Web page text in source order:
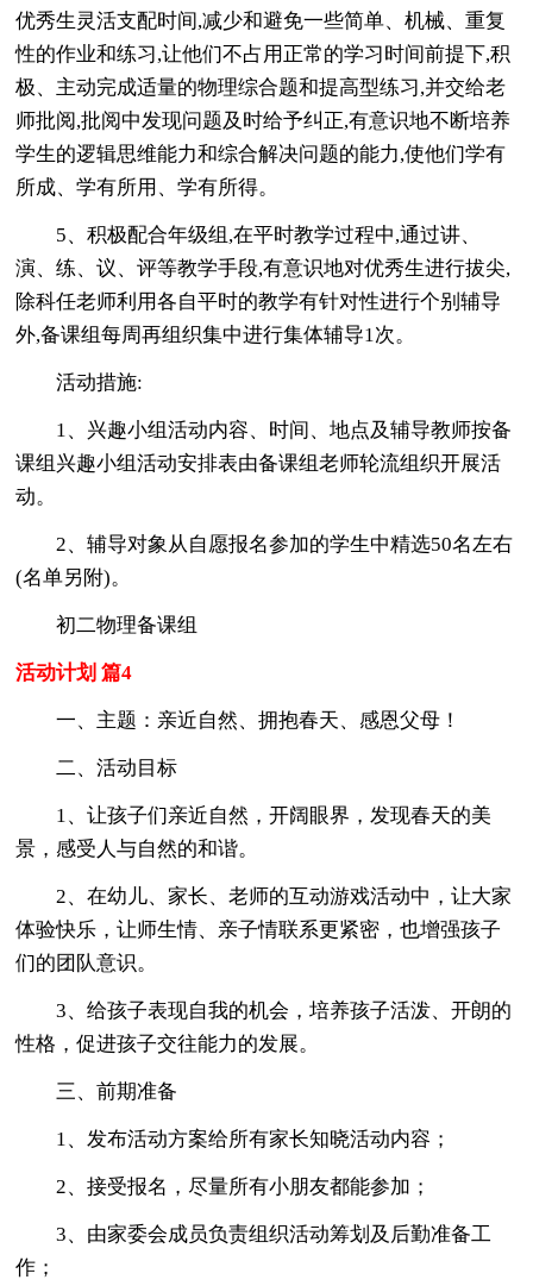
优秀生灵活支配时间,减少和避免一些简单、机械、重复
性的作业和练习,让他们不占用正常的学习时间前提下,积
极、主动完成适量的物理综合题和提高型练习,并交给老
师批阅,批阅中发现问题及时给予纠正,有意识地不断培养
学生的逻辑思维能力和综合解决问题的能力,使他们学有
所成、学有所用、学有所得。
5、积极配合年级组,在平时教学过程中,通过讲、
演、练、议、评等教学手段,有意识地对优秀生进行拔尖,
除科任老师利用各自平时的教学有针对性进行个别辅导
外,备课组每周再组织集中进行集体辅导1次。
活动措施:
1、兴趣小组活动内容、时间、地点及辅导教师按备
课组兴趣小组活动安排表由备课组老师轮流组织开展活
动。
2、辅导对象从自愿报名参加的学生中精选50名左右
(名单另附)。
初二物理备课组
活动计划 篇4
一、主题：亲近自然、拥抱春天、感恩父母！
二、活动目标
1、让孩子们亲近自然，开阔眼界，发现春天的美
景，感受人与自然的和谐。
2、在幼儿、家长、老师的互动游戏活动中，让大家
体验快乐，让师生情、亲子情联系更紧密，也增强孩子
们的团队意识。
3、给孩子表现自我的机会，培养孩子活泼、开朗的
性格，促进孩子交往能力的发展。
三、前期准备
1、发布活动方案给所有家长知晓活动内容；
2、接受报名，尽量所有小朋友都能参加；
3、由家委会成员负责组织活动筹划及后勤准备工
作；